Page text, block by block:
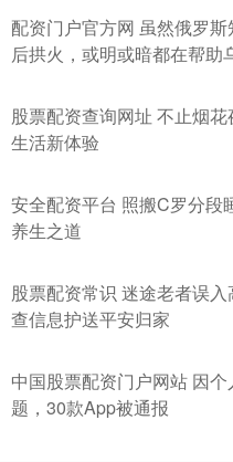
配资门户官方网 虽然俄罗
后拱火，或明或暗都在帮助
股票配资查询网址 不止烟
生活新体验
安全配资平台 照搬C罗分段
养生之道
股票配资常识 迷途老者误
查信息护送平安归家
中国股票配资门户网站 因
题，30款App被通报